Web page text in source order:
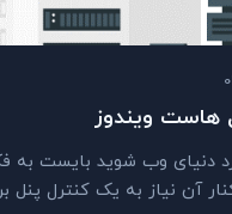
هاست ویندوز
دنیای وب شوید بایست به
آن نیاز به یک کنترل پنل